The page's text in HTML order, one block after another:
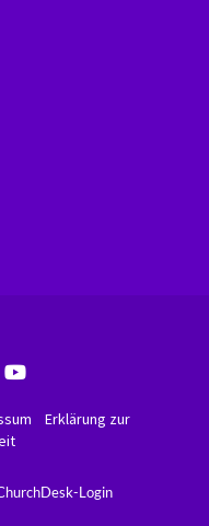
Erklärung zur
Login